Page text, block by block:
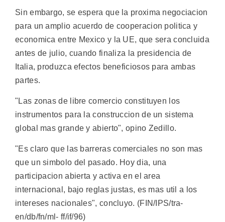
Sin embargo, se espera que la proxima negociacion
para un amplio acuerdo de cooperacion politica y
economica entre Mexico y la UE, que sera concluida
antes de julio, cuando finaliza la presidencia de
Italia, produzca efectos beneficiosos para ambas
partes.
"Las zonas de libre comercio constituyen los
instrumentos para la construccion de un sistema
global mas grande y abierto", opino Zedillo.
"Es claro que las barreras comerciales no son mas
que un simbolo del pasado. Hoy dia, una
participacion abierta y activa en el area
internacional, bajo reglas justas, es mas util a los
intereses nacionales", concluyo. (FIN/IPS/tra-
en/db/fn/ml- ff/if/96)